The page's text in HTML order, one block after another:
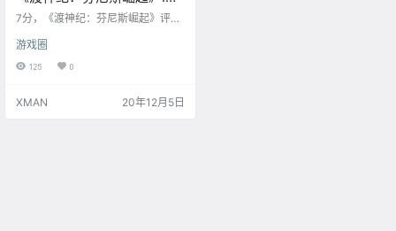
中国评测：7分
7分，《渡神纪：芬尼斯崛起》评
美，战斗爽快令人满意，众神的对
白十分幽默，叙事方式非常有趣。
觉有点无聊。
游戏圈
125 0
XMAN 20年12月5日